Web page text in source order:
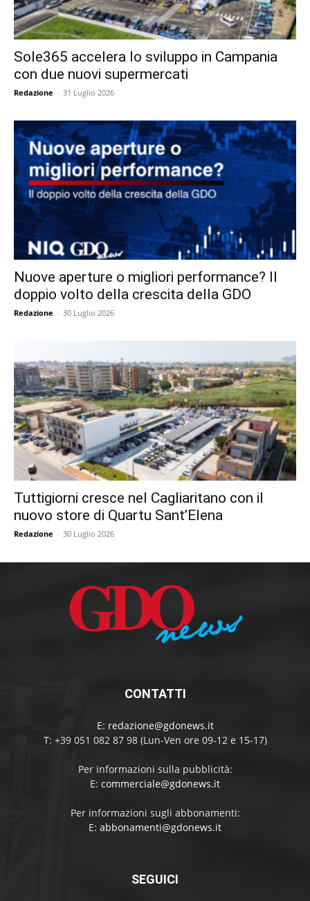
Sole365 accelera lo sviluppo in Campania
con due nuovi supermercati
Redazione - 31 Luglio 2026
Nuove aperture o migliori performance? Il
doppio volto della crescita della GDO
Redazione - 30 Luglio 2026
Tuttigiorni cresce nel Cagliaritano con il
nuovo store di Quartu Sant’Elena
Redazione - 30 Luglio 2026
CONTATTI
E: redazione@gdonews.it
T: +39 051 082 87 98 (Lun-Ven ore 09-12 e 15-17)
Per informazioni sulla pubblicità:
E: commerciale@gdonews.it
Per informazioni sugli abbonamenti:
E: abbonamenti@gdonews.it
SEGUICI